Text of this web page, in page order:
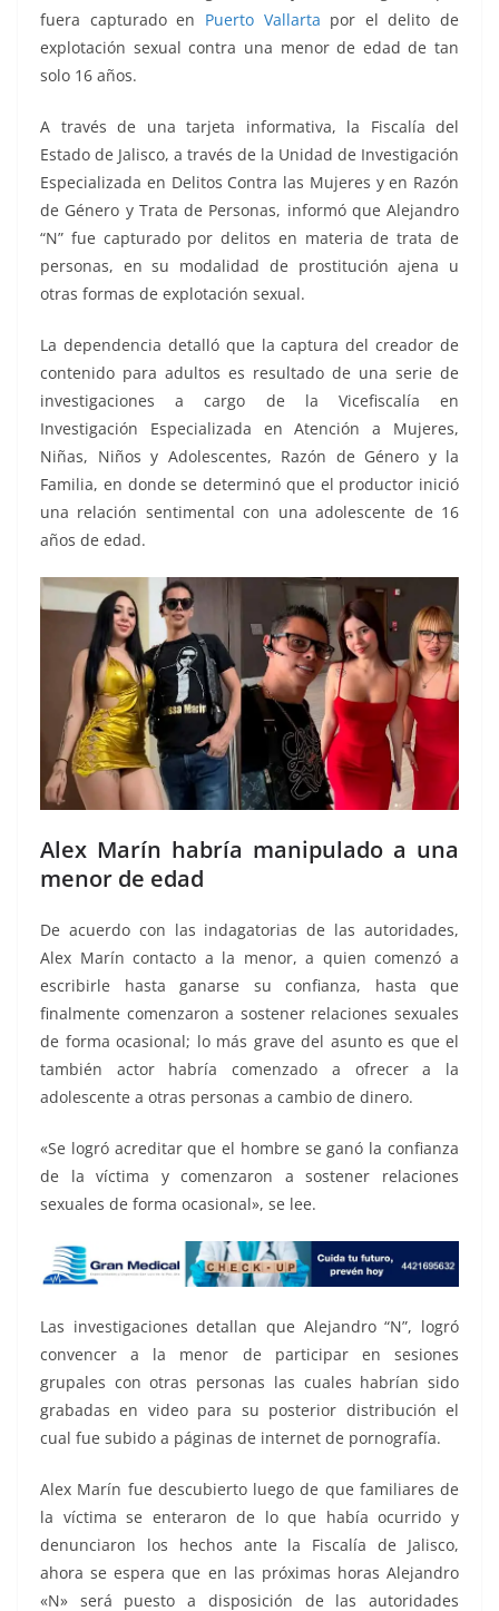
fuera capturado en Puerto Vallarta por el delito de
explotación sexual contra una menor de edad de tan
solo 16 años.
A través de una tarjeta informativa, la Fiscalía del
Estado de Jalisco, a través de la Unidad de Investigación
Especializada en Delitos Contra las Mujeres y en Razón
de Género y Trata de Personas, informó que Alejandro
“N” fue capturado por delitos en materia de trata de
personas, en su modalidad de prostitución ajena u
otras formas de explotación sexual.
La dependencia detalló que la captura del creador de
contenido para adultos es resultado de una serie de
investigaciones a cargo de la Vicefiscalía en
Investigación Especializada en Atención a Mujeres,
Niñas, Niños y Adolescentes, Razón de Género y la
Familia, en donde se determinó que el productor inició
una relación sentimental con una adolescente de 16
años de edad.
Alex Marín habría manipulado a una
menor de edad
De acuerdo con las indagatorias de las autoridades,
Alex Marín contacto a la menor, a quien comenzó a
escribirle hasta ganarse su confianza, hasta que
finalmente comenzaron a sostener relaciones sexuales
de forma ocasional; lo más grave del asunto es que el
también actor habría comenzado a ofrecer a la
adolescente a otras personas a cambio de dinero.
«Se logró acreditar que el hombre se ganó la confianza
de la víctima y comenzaron a sostener relaciones
sexuales de forma ocasional», se lee.
Las investigaciones detallan que Alejandro “N”, logró
convencer a la menor de participar en sesiones
grupales con otras personas las cuales habrían sido
grabadas en video para su posterior distribución el
cual fue subido a páginas de internet de pornografía.
Alex Marín fue descubierto luego de que familiares de
la víctima se enteraron de lo que había ocurrido y
denunciaron los hechos ante la Fiscalía de Jalisco,
ahora se espera que en las próximas horas Alejandro
«N» será puesto a disposición de las autoridades